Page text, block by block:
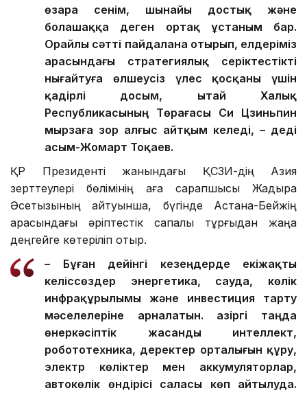
өзара сенім, шынайы достық және
болашаққа деген ортақ ұстаным бар.
Орайлы сәтті пайдалана отырып, елдеріміз
арасындағы стратегиялық серіктестікті
нығайтуға өлшеусіз үлес қосқаны үшін
қадірлі досым, Қытай Халық
Республикасының Төрағасы Си Цзиньпин
мырзаға зор алғыс айтқым келеді, – деді
Қасым-Жомарт Тоқаев.
ҚР Президенті жанындағы ҚСЗИ-дің Азия
зерттеулері бөлімінің аға сарапшысы Жадыра
Әсетқызының айтуынша, бүгінде Астана-Бейжің
арасындағы әріптестік сапалық тұрғыдан жаңа
деңгейге көтеріліп отыр.
– Бұған дейінгі кезеңдерде екіжақты
келіссөздер энергетика, сауда, көлік
инфрақұрылымы және инвестиция тарту
мәселелеріне арналатын. Қазіргі таңда
өнеркәсіптік жасанды интеллект,
робототехника, деректер орталығын құру,
электр көліктер мен аккумуляторлар,
автокөлік өндірісі саласы көп айтылуда.